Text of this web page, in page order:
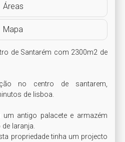
Áreas
Mapa
de Santarém com 2300m2 de
no centro de santarem,
de lisboa.
antigo palacete e armazém
laranja.
propriedade tinha um projecto